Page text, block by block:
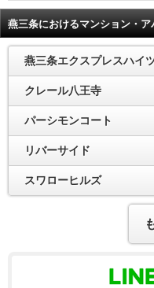
燕三条におけるマンション・ア
燕三条エクスプレスハイ
クレール八王寺
パーシモンコート
リバーサイド
スワローヒルズ